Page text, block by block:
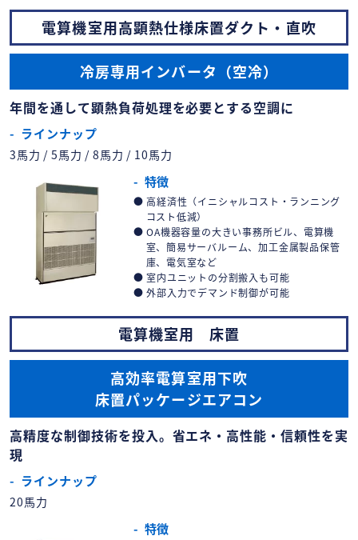
電算機室用高顕熱仕様床置ダクト・直吹
冷房専用インバータ（空冷）
年間を通して顕熱負荷処理を必要とする空調に
ラインナップ
3馬力 / 5馬力 / 8馬力 / 10馬力
特徴
高経済性（イニシャルコスト・ランニング
コスト低減）
OA機器容量の大きい事務所ビル、電算機
室、簡易サーバルーム、加工金属製品保管
庫、電気室など
室内ユニットの分割搬入も可能
外部入力でデマンド制御が可能
電算機室用 床置
高効率電算室用下吹
床置パッケージエアコン
高精度な制御技術を投入。省エネ・高性能・信頼性を実
現
ラインナップ
20馬力
特徴